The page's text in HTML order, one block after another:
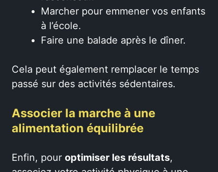
Marcher pour emmener vos enfants
à l’école.
Faire une balade après le dîner.
Cela peut également remplacer le temps
passé sur des activités sédentaires.
Associer la marche à une
alimentation équilibrée
Enfin, pour optimiser les résultats,